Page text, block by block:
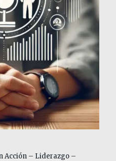
Acción – Liderazgo –